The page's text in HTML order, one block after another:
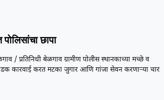
छापा
/ प्रतिनिधी बेळगाव ग्रामीण पोलीस स्थानकाच्या मच्छे व
धडक कारवाई करत मटका जुगार आणि गांजा सेवन करणाऱ्या चार